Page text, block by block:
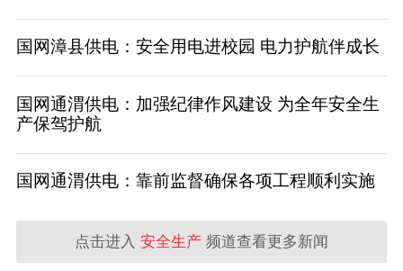
国网漳县供电：安全用电进校园 电力护航伴成长
国网通渭供电：加强纪律作风建设 为全年安全生
产保驾护航
国网通渭供电：靠前监督确保各项工程顺利实施
点击进入 安全生产 频道查看更多新闻